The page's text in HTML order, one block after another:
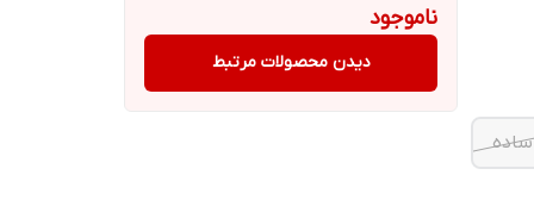
ساده
ناموجود
دیدن محصولات مرتبط